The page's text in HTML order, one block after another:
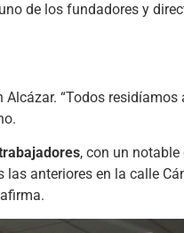
de los fundadores y
“Todos
, con un
anteriores en la calle